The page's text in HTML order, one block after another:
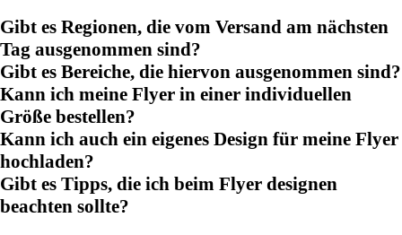
Gibt es Regionen, die vom Versand am nächsten
Tag ausgenommen sind?
Gibt es Bereiche, die hiervon ausgenommen sind?
Kann ich meine Flyer in einer individuellen
Größe bestellen?
Kann ich auch ein eigenes Design für meine Flyer
hochladen?
Gibt es Tipps, die ich beim Flyer designen
beachten sollte?